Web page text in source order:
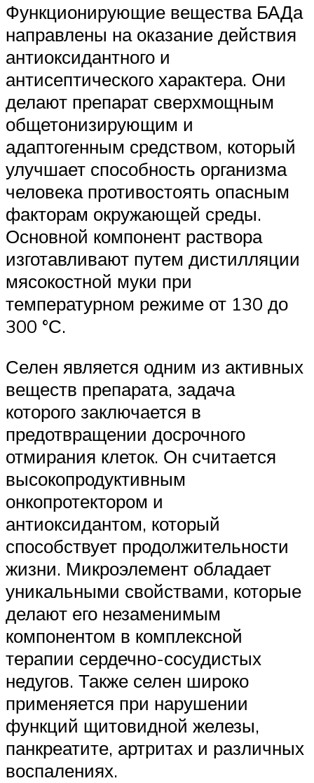
Функционирующие вещества БАДа
направлены на оказание действия
антиоксидантного и
антисептического характера. Они
делают препарат сверхмощным
общетонизирующим и
адаптогенным средством, который
улучшает способность организма
человека противостоять опасным
факторам окружающей среды.
Основной компонент раствора
изготавливают путем дистилляции
мясокостной муки при
температурном режиме от 130 до
300 °С.
Селен является одним из активных
веществ препарата, задача
которого заключается в
предотвращении досрочного
отмирания клеток. Он считается
высокопродуктивным
онкопротектором и
антиоксидантом, который
способствует продолжительности
жизни. Микроэлемент обладает
уникальными свойствами, которые
делают его незаменимым
компонентом в комплексной
терапии сердечно-сосудистых
недугов. Также селен широко
применяется при нарушении
функций щитовидной железы,
панкреатите, артритах и различных
воспалениях.